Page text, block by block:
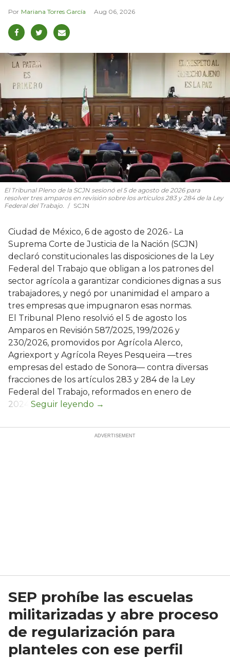
Mariana Torres García Aug 06, 2026
El Tribunal Pleno de la SCJN sesionó el 5 de agosto de 2026 para
resolver tres amparos en revisión sobre los artículos 283 y 284 de la Ley
Federal del Trabajo.
SCJN
Ciudad de México, 6 de agosto de 2026.- La
Suprema Corte de Justicia de la Nación (SCJN)
declaró constitucionales las disposiciones de la Ley
Federal del Trabajo que obligan a los patrones del
sector agrícola a garantizar condiciones dignas a sus
trabajadores, y negó por unanimidad el amparo a
tres empresas que impugnaron esas normas.
El Tribunal Pleno resolvió el 5 de agosto los
Amparos en Revisión 587/2025, 199/2026 y
230/2026, promovidos por Agrícola Alerco,
Agriexport y Agrícola Reyes Pesqueira —tres
empresas del estado de Sonora— contra diversas
fracciones de los artículos 283 y 284 de la Ley
Federal del Trabajo, reformados en enero de
2024.
SEP prohíbe las escuelas
militarizadas y abre proceso
de regularización para
planteles con ese perfil